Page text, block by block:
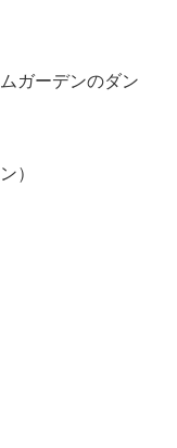
ムガーデンのダン
）